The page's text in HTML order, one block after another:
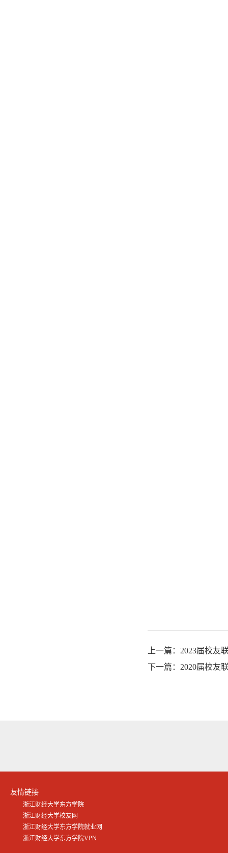
上一篇： 2023届校友
下一篇： 2020届校友
友情链接
浙江财经大学东方学院
浙江财经大学校友网
浙江财经大学东方学院就业网
浙江财经大学东方学院VPN